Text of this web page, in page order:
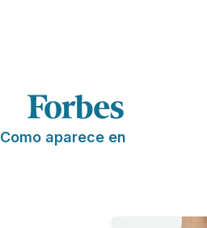
Como aparece en